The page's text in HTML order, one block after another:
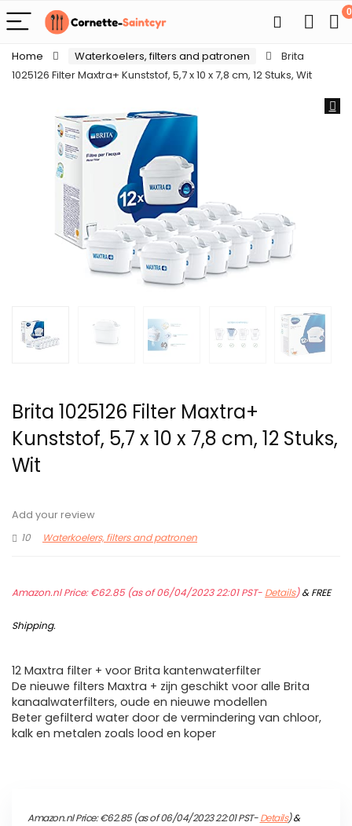
0
Home Waterkoelers, filters and patronen
Brita
1025126 Filter Maxtra+ Kunststof, 5,7 x 10 x 7,8 cm, 12 Stuks, Wit
Brita 1025126 Filter Maxtra+
Kunststof, 5,7 x 10 x 7,8 cm, 12 Stuks,
Wit
Add your review
10
Waterkoelers, filters and patronen
Amazon.nl Price:€62.85(as of 06/04/2023 22:01 PST- Details)&FREE
Shipping.
12 Maxtra filter + voor Brita kantenwaterfilter
De nieuwe filters Maxtra + zijn geschikt voor alle Brita
kanaalwaterfilters, oude en nieuwe modellen
Beter gefilterd water door de vermindering van chloor,
kalk en metalen zoals lood en koper
Amazon.nl Price:€62.85(as of 06/04/2023 22:01 PST-Details)&